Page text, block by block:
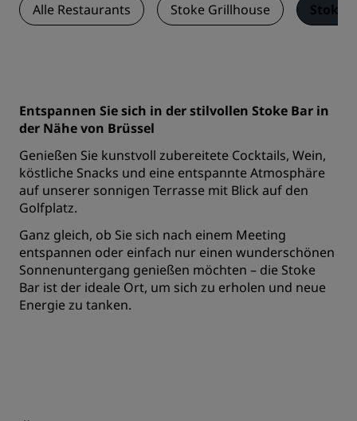
Alle Restaurants Stoke Grillhouse Stoke
Entspannen Sie sich in der stilvollen Stoke Bar in
der Nähe von Brüssel
Genießen Sie kunstvoll zubereitete Cocktails, Wein,
köstliche Snacks und eine entspannte Atmosphäre
auf unserer sonnigen Terrasse mit Blick auf den
Golfplatz.
Ganz gleich, ob Sie sich nach einem Meeting
entspannen oder einfach nur einen wunderschönen
Sonnenuntergang genießen möchten – die Stoke
Bar ist der ideale Ort, um sich zu erholen und neue
Energie zu tanken.